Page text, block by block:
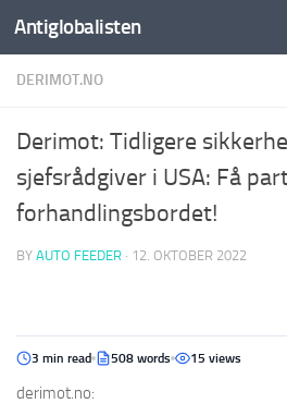
Antiglobalisten
DERIMOT.NO
Derimot: Tidligere
sjefsrådgiver i USA: Få
forhandlingsbordet!
BY AUTO FEEDER · 12. OKTOBER 2022
3 min read 508 words 15 views
derimot.no: